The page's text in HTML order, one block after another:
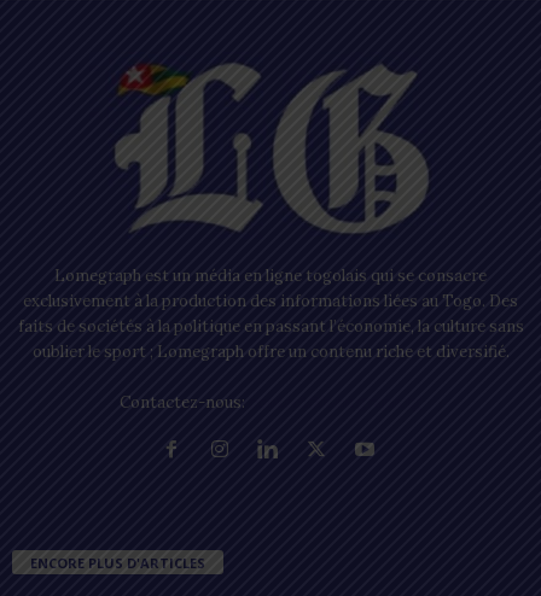
Lomegraph est un média en ligne togolais qui se consacre
exclusivement à la production des informations liées au Togo. Des
faits de sociétés à la politique en passant l’économie, la culture sans
oublier le sport ; Lomegraph offre un contenu riche et diversifié.
Contactez-nous:
ENCORE PLUS D'ARTICLES